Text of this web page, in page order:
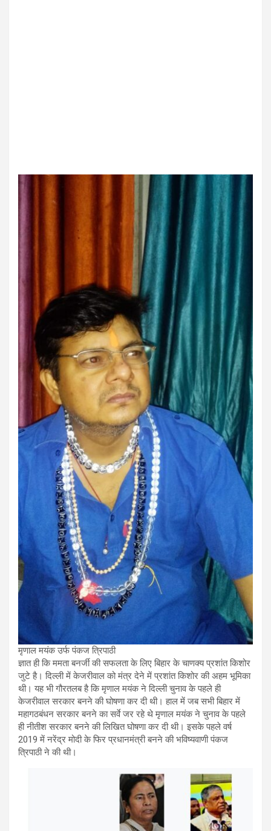
मृणाल मयंक उर्फ पंकज त्रिपाठी
ज्ञात ही कि ममता बनर्जी की सफलता के लिए बिहार के चाणक्य प्रशांत किशोर
जुटे है। दिल्ली में केजरीवाल को मंत्र देने में प्रशांत किशोर की अहम भूमिका
थी। यह भी गौरतलब है कि मृणाल मयंक ने दिल्ली चुनाव के पहले ही
केजरीवाल सरकार बनने की घोषणा कर दी थी। हाल में जब सभी बिहार में
महागठबंधन सरकार बनने का सर्वे जर रहे थे मृणाल मयंक ने चुनाव के पहले
ही नीतीश सरकार बनने की लिखित घोषणा कर दी थी। इसके पहले वर्ष
2019 में नरेंद्र मोदी के फिर प्रधानमंत्री बनने की भविष्यवाणी पंकज
त्रिपाठी ने की थी।